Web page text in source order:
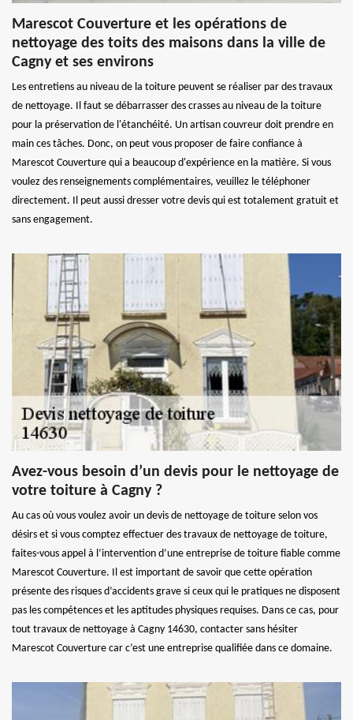
Marescot Couverture et les opérations de
nettoyage des toits des maisons dans la ville de
Cagny et ses environs
Les entretiens au niveau de la toiture peuvent se réaliser par des travaux
de nettoyage. Il faut se débarrasser des crasses au niveau de la toiture
pour la préservation de l'étanchéité. Un artisan couvreur doit prendre en
main ces tâches. Donc, on peut vous proposer de faire confiance à
Marescot Couverture qui a beaucoup d'expérience en la matière. Si vous
voulez des renseignements complémentaires, veuillez le téléphoner
directement. Il peut aussi dresser votre devis qui est totalement gratuit et
sans engagement.
Avez-vous besoin d’un devis pour le nettoyage de
votre toiture à Cagny ?
Au cas où vous voulez avoir un devis de nettoyage de toiture selon vos
désirs et si vous comptez effectuer des travaux de nettoyage de toiture,
faites-vous appel à l’intervention d’une entreprise de toiture fiable comme
Marescot Couverture. Il est important de savoir que cette opération
présente des risques d’accidents grave si ceux qui le pratiques ne disposent
pas les compétences et les aptitudes physiques requises. Dans ce cas, pour
tout travaux de nettoyage à Cagny 14630, contacter sans hésiter
Marescot Couverture car c’est une entreprise qualifiée dans ce domaine.